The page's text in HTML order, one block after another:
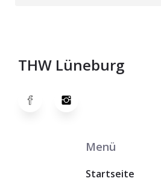
THW Lüneburg
Menü
Startseite